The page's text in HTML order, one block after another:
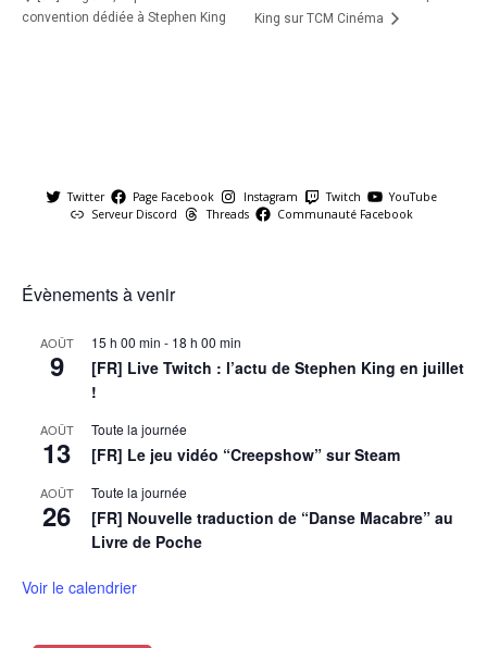
convention dédiée à Stephen King
King sur TCM Cinéma
Twitter Page Facebook Instagram Twitch
YouTube
Serveur Discord
Threads Communauté Facebook
Évènements à venir
AOÛT
9
15 h 00 min - 18 h 00 min
[FR] Live Twitch : l’actu de Stephen King en juillet
!
AOÛT
13
Toute la journée
[FR] Le jeu vidéo “Creepshow” sur Steam
AOÛT
26
Toute la journée
[FR] Nouvelle traduction de “Danse Macabre” au
Livre de Poche
Voir le calendrier